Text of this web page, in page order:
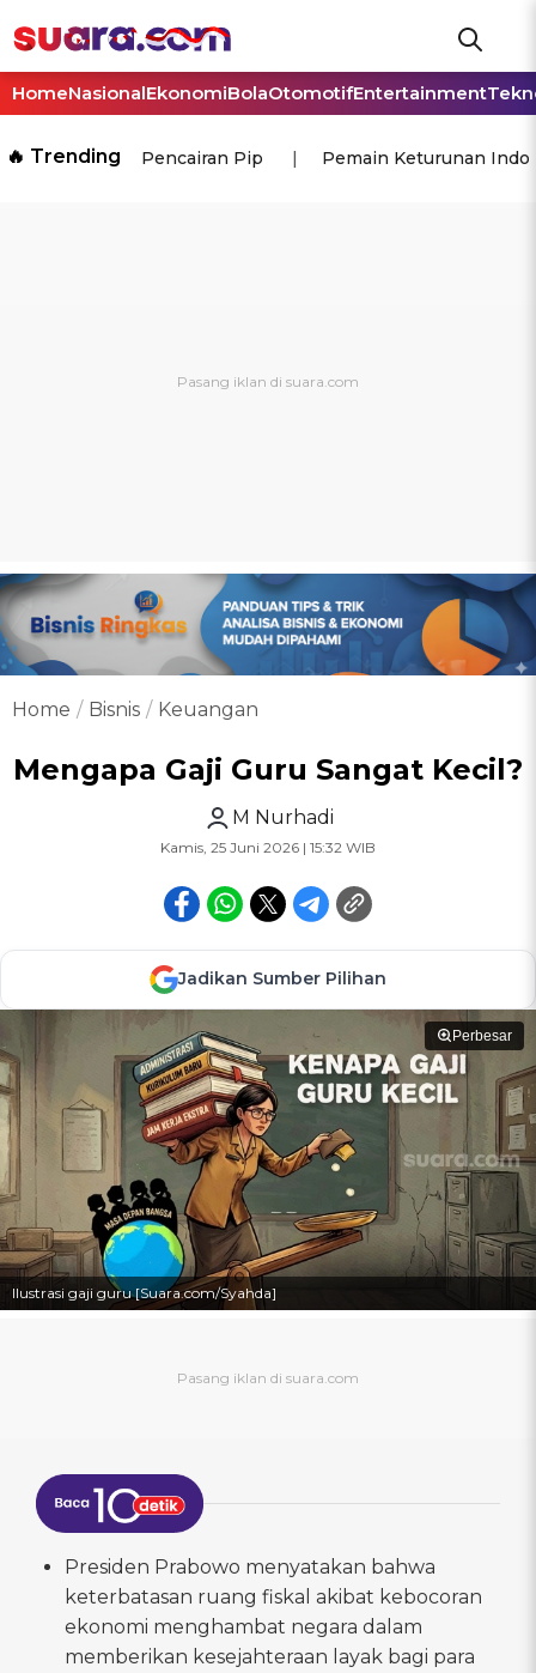
HomeNasionalEkonomiBolaOtomotifEntertainment
🔥 Trending Pencairan Pip Pemain Keturunan
Home Bisnis Keuangan
Mengapa Gaji Guru Sangat Kecil?
M Nurhadi
Kamis, 25 Juni 2026 | 15:32 WIB
Jadikan Sumber Pilihan
Perbesar
Ilustrasi gaji guru [Suara.com/Syahda]
Presiden Prabowo menyatakan bahwa
keterbatasan ruang fiskal akibat kebocoran
ekonomi menghambat negara dalam
memberikan kesejahteraan layak bagi para